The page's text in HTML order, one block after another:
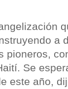
a
pioneros,
Se
este año,